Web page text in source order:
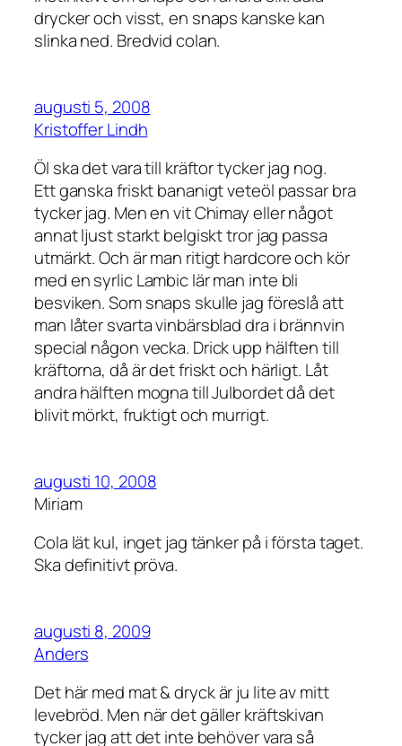
drycker och visst, en snaps kanske kan
slinka ned. Bredvid colan.
augusti 5, 2008
Kristoffer Lindh
Öl ska det vara till kräftor tycker jag nog.
Ett ganska friskt bananigt veteöl passar bra
tycker jag. Men en vit Chimay eller något
annat ljust starkt belgiskt tror jag passa
utmärkt. Och är man ritigt hardcore och kör
med en syrlic Lambic lär man inte bli
besviken. Som snaps skulle jag föreslå att
man låter svarta vinbärsblad dra i brännvin
special någon vecka. Drick upp hälften till
kräftorna, då är det friskt och härligt. Låt
andra hälften mogna till Julbordet då det
blivit mörkt, fruktigt och murrigt.
augusti 10, 2008
Miriam
Cola lät kul, inget jag tänker på i första taget.
Ska definitivt pröva.
augusti 8, 2009
Anders
Det här med mat & dryck är ju lite av mitt
levebröd. Men när det gäller kräftskivan
tycker jag att det inte behöver vara så